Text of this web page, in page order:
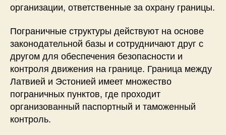
организации, ответственные за охрану границы.
Пограничные структуры действуют на основе
законодательной базы и сотрудничают друг с
другом для обеспечения безопасности и
контроля движения на границе. Граница между
Латвией и Эстонией имеет множество
пограничных пунктов, где проходит
организованный паспортный и таможенный
контроль.